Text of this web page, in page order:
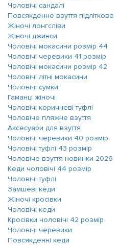
Чоловічі сандалі
Повсякденне взуття підліткове
Жіночі лонгсліви
Жіночі джинси
Чоловічі мокасини розмір 44
Чоловічі черевики 41 розмір
Чоловічі мокасини розмір 42
Чоловічі літні мокасини
Чоловічі сумки
Гаманці жіночі
Чоловічі коричневі туфлі
Чоловіче пляжне взуття
Аксесуари для взуття
Чоловічі черевики 40 розмір
Чоловічі туфлі 43 розмір
Чоловіче взуття новинки 2026
Кеди чоловічі 44 розмір
Чоловічі туфлі
Замшеві кеди
Жіночі кросівки
Чоловічі кеди
Кросівки чоловічі 42 розмір
Чоловічі черевики
Повсякденні кеди